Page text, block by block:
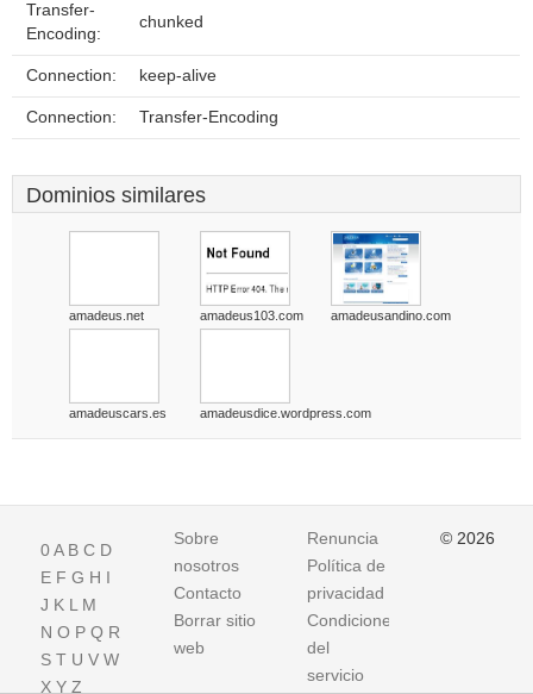
Transfer-
Encoding:
chunked
Connection: keep-alive
Connection: Transfer-Encoding
Dominios similares
amadeus.net amadeus103.com amadeusandino.com
amadeuscars.es amadeusdice.wordpress.com
0A B C D
E F G H I
J K L M
N O P Q R
S T U V W
X Y Z
Sobre
nosotros
Contacto
Borrar sitio
web
Renuncia
Política de
privacidad
Condiciones
del
servicio
© 2026